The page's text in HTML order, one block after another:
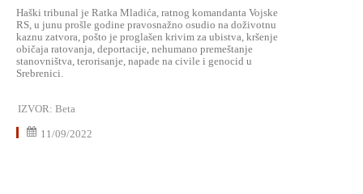
Haški tribunal je Ratka Mladića, ratnog komandanta Vojske
RS, u junu prošle godine pravosnažno osudio na doživotnu
kaznu zatvora, pošto je proglašen krivim za ubistva, kršenje
običaja ratovanja, deportacije, nehumano premeštanje
stanovništva, terorisanje, napade na civile i genocid u
Srebrenici.
IZVOR: Beta
11/09/2022